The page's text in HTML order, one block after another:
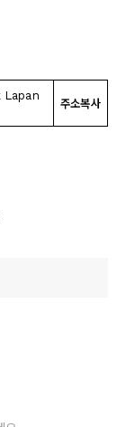
Lapan
주소복사